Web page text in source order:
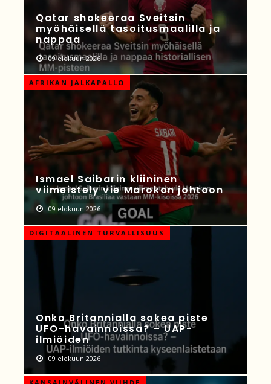
Qatar shokeeraa Sveitsin
myöhäisellä tasoitusmaalilla ja
nappaa
09 elokuun 2026
AFRIKAN JALKAPALLO
Ismael Saibarin kliininen
viimeistely vie Marokon johtoon
09 elokuun 2026
DIGITAALINEN TURVALLISUUS
Onko Britannialla sokea piste
UFO-havainnoissa? – UAP-
ilmiöiden
09 elokuun 2026